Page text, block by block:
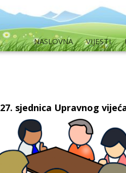
NASLOVNA VIJESTI
27. sjednica Upravnog